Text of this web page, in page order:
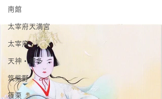
南館
太宰府天満宮
太宰府
天神・博多
筑紫野
篠栗